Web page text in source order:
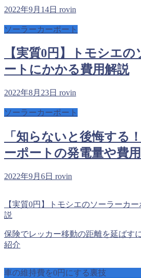
2022年9月14日 rovin
ソーラーカーポート
【実質0円】トモシエ
ートにかかる費用解説
2022年8月23日 rovin
ソーラーカーポート
「知らないと後悔する
ーポートの発電量や費用
2022年9月6日 rovin
【実質0円】トモシエのソーラーカ
説
保険でレッカー移動の距離を延ばす
紹介
車の維持費を0円にする裏技